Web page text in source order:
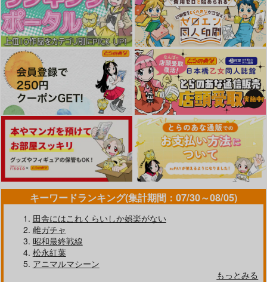
キーワードランキング(集計期間：07/30～08/05)
田舎にはこれくらいしか娯楽がない
雌ガチャ
昭和最終戦線
松永紅葉
アニマルマシーン
もっとみる